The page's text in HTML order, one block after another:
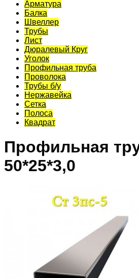
Арматура
Балка
Швеллер
Трубы
Лист
Дюралевый Круг
Уголок
Профильная труба
Проволока
Трубы б/у
Нержавейка
Сетка
Полоса
Квадрат
Профильная
50*25*3,0